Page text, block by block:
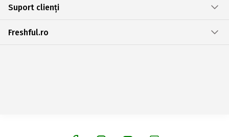
Suport clienți
Freshful.ro